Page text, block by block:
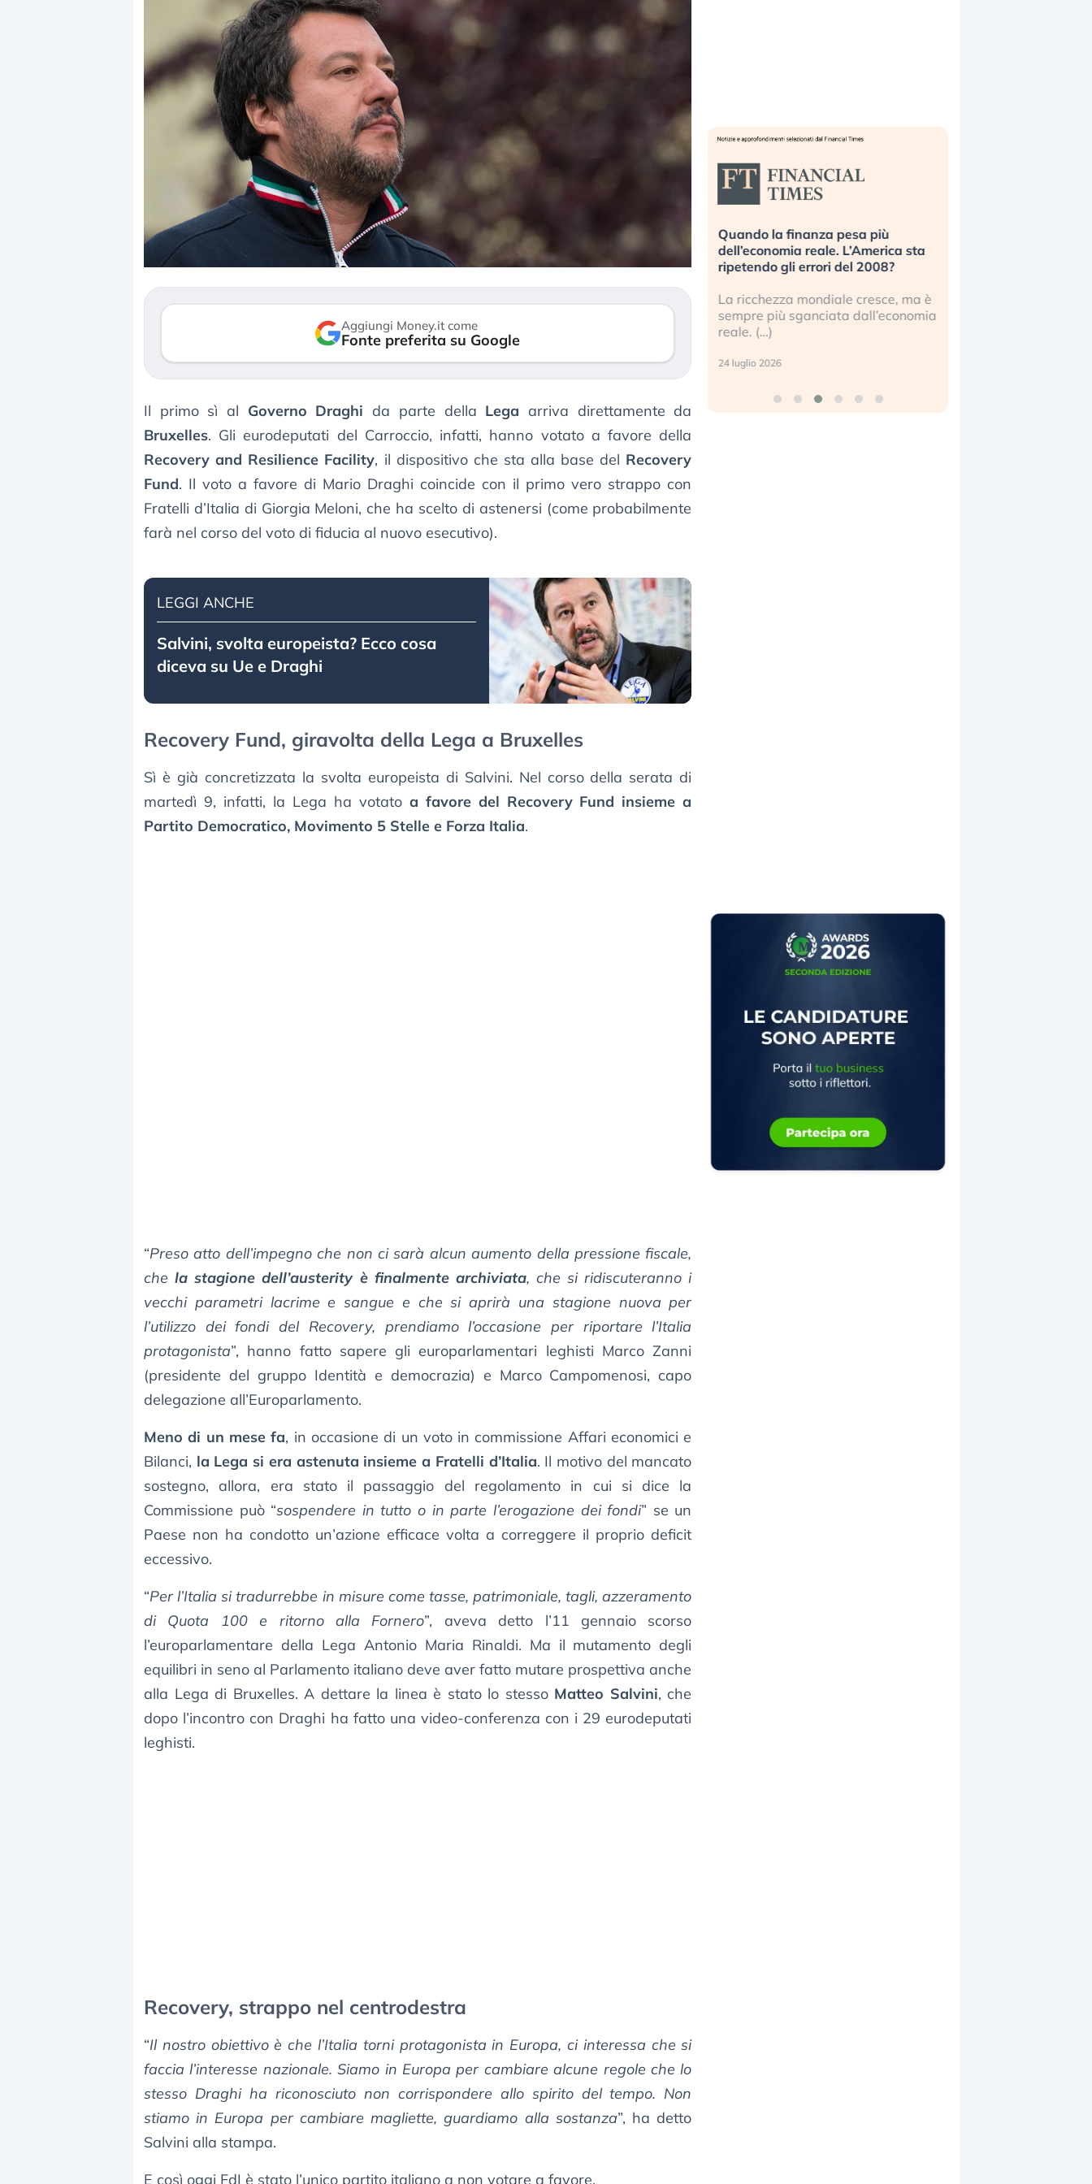
Aggiungi Money.it come
Fonte preferita su Google
Il primo sì al Governo Draghi da parte della Lega arriva direttamente da
Bruxelles. Gli eurodeputati del Carroccio, infatti, hanno votato a favore della
Recovery and Resilience Facility, il dispositivo che sta alla base del Recovery
Fund. Il voto a favore di Mario Draghi coincide con il primo vero strappo con
Fratelli d’Italia di Giorgia Meloni, che ha scelto di astenersi (come probabilmente
farà nel corso del voto di fiducia al nuovo esecutivo).
LEGGI ANCHE
Salvini, svolta europeista? Ecco cosa
diceva su Ue e Draghi
Recovery Fund, giravolta della Lega a Bruxelles
Sì è già concretizzata la svolta europeista di Salvini. Nel corso della serata di
martedì 9, infatti, la Lega ha votato a favore del Recovery Fund insieme a
Partito Democratico, Movimento 5 Stelle e Forza Italia.
“Preso atto dell’impegno che non ci sarà alcun aumento della pressione fiscale,
chela stagione dell’austerity è finalmente archiviata, che si ridiscuteranno i
vecchi parametri lacrime e sangue e che si aprirà una stagione nuova per
l’utilizzo dei fondi del Recovery, prendiamo l’occasione per riportare l’Italia
protagonista”, hanno fatto sapere gli europarlamentari leghisti Marco Zanni
(presidente del gruppo Identità e democrazia) e Marco Campomenosi, capo
delegazione all’Europarlamento.
Meno di un mese fa, in occasione di un voto in commissione Affari economici e
Bilanci, la Lega si era astenuta insieme a Fratelli d’Italia. Il motivo del mancato
sostegno, allora, era stato il passaggio del regolamento in cui si dice la
Commissione può “sospendere in tutto o in parte l’erogazione dei fondi” se un
Paese non ha condotto un’azione efficace volta a correggere il proprio deficit
eccessivo.
“Per l’Italia si tradurrebbe in misure come tasse, patrimoniale, tagli, azzeramento
di Quota 100 e ritorno alla Fornero”, aveva detto l’11 gennaio scorso
l’europarlamentare della Lega Antonio Maria Rinaldi. Ma il mutamento degli
equilibri in seno al Parlamento italiano deve aver fatto mutare prospettiva anche
alla Lega di Bruxelles. A dettare la linea è stato lo stesso Matteo Salvini, che
dopo l’incontro con Draghi ha fatto una video-conferenza con i 29 eurodeputati
leghisti.
Recovery, strappo nel centrodestra
“Il nostro obiettivo è che l’Italia torni protagonista in Europa, ci interessa che si
faccia l’interesse nazionale. Siamo in Europa per cambiare alcune regole che lo
stesso Draghi ha riconosciuto non corrispondere allo spirito del tempo. Non
stiamo in Europa per cambiare magliette, guardiamo alla sostanza”, ha detto
Salvini alla stampa.
E così oggi FdI è stato l’unico partito italiano a non votare a favore.
Dalle valutazioni estreme alla
correzione. Cosa sta guidando il
repricing degli asset?
3 agosto 2026
«La mia vita è rovinata». Investitori
in preda al panico dopo lo scoppio
della bolla AI
Kospi, mentre gli investitori retail (…)
30 luglio 2026
Quando la finanza pesa più
dell’economia reale. L’America sta
ripetendo gli errori del 2008?
La ricchezza mondiale cresce, ma è
sempre più sganciata dall’economia
reale. (…)
24 luglio 2026